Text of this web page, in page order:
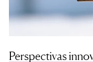
Perspectivas